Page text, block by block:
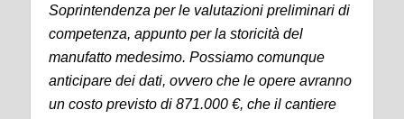
Soprintendenza per le valutazioni preliminari di
competenza, appunto per la storicità del
manufatto medesimo. Possiamo comunque
anticipare dei dati, ovvero che le opere avranno
un costo previsto di 871.000 €, che il cantiere